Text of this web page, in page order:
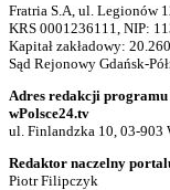
Fratria S.A, ul. Legionów
KRS 0001236111, NIP:
Kapitał zakładowy:
Sąd Rejonowy Gdańsk-
Adres redakcji
wPolsce24.tv
ul. Finlandzka 10, 03-903
Redaktor naczelny
Piotr Filipczyk